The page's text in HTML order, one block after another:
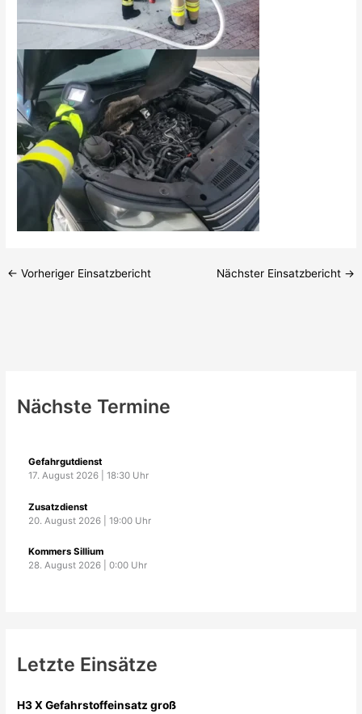
← Vorheriger Einsatzbericht Nächster Einsatzbericht →
Nächste Termine
Gefahrgutdienst
17. August 2026 |18:30 Uhr
Zusatzdienst
20. August 2026 |19:00 Uhr
Kommers Sillium
28. August 2026 |0:00 Uhr
Letzte Einsätze
H3 X Gefahrstoffeinsatz groß